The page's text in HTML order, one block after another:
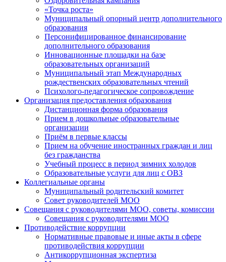
«Точка роста»
Муниципальный опорный центр дополнительного
образования
Персонифицированное финансирование
дополнительного образования
Инновационные площадки на базе
образовательных организаций
Муниципальный этап Международных
рождественских образовательных чтений
Психолого-педагогическое сопровождение
Организация предоставления образования
Дистанционная форма образования
Прием в дошкольные образовательные
организации
Приём в первые классы
Прием на обучение иностранных граждан и лиц
без гражданства
Учебный процесс в период зимних холодов
Образовательные услуги для лиц с ОВЗ
Коллегиальные органы
Муниципальный родительский комитет
Совет руководителей МОО
Совещания с руководителями МОО, советы, комиссии
Совещания с руководителями МОО
Противодействие коррупции
Нормативные правовые и иные акты в сфере
противодействия коррупции
Антикоррупционная экспертиза